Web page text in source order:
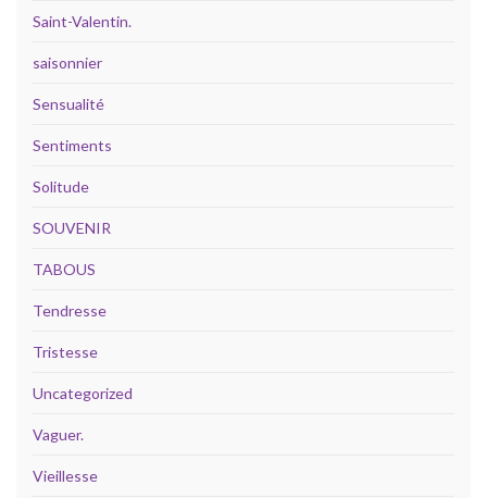
Saint-Valentin.
saisonnier
Sensualité
Sentiments
Solitude
SOUVENIR
TABOUS
Tendresse
Tristesse
Uncategorized
Vaguer.
Vieillesse